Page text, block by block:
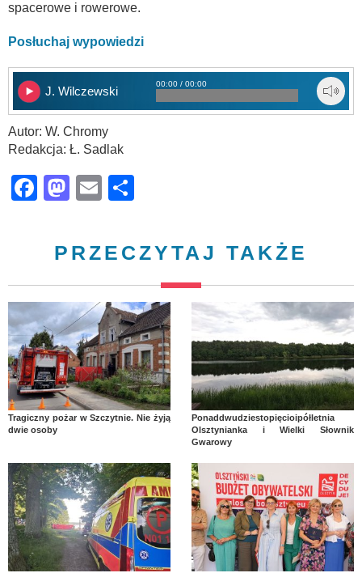
spacerowe i rowerowe.
Posłuchaj wypowiedzi
J. Wilczewski
00:00 / 00:00
Autor: W. Chromy
Redakcja: Ł. Sadlak
Facebook
Mastodon
Email
PRZECZYTAJ TAKŻE
Tragiczny pożar w Szczytnie. Nie żyją
dwie osoby
Ponaddwudziestopięcioipółletnia
Olsztynianka i Wielki Słownik
Gwarowy